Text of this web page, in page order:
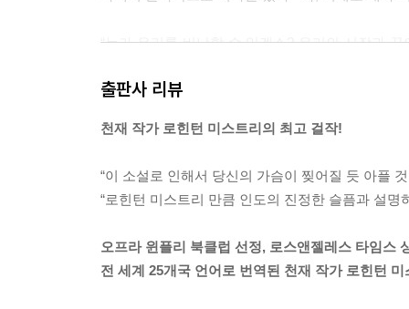
“누가 우리를 비난할 수 있겠소? 우리의 시작과
“희망이야 항상 있죠. 우리의 절망에 균형을 맞출
“사실, 우리 삶이란 게 사고의 연속이죠. 우연한
생이라고 부르는 큰 불행으로 이어지죠.” 그녀는
했다가 두바이로 간다고 하지 않았던가. 마넥이
현듯 사라졌다. --- p.804
출판사 리뷰
천재 작가 로힌턴 미스트리의 최고 걸작!
“이 소설로 인해서 당신의 가슴이 찢어질 듯 아플 것
“로힌턴 미스트리 만큼 인도의 진정한 슬픔과 설
오프라 윈플리 북클럽 선정, 로스앤젤레스 타임스
전 세계 25개국 언어로 번역된 천재 작가 로힌턴